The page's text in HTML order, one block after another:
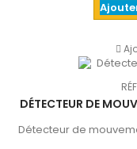
DÉTECTEUR DE
Détecteur de